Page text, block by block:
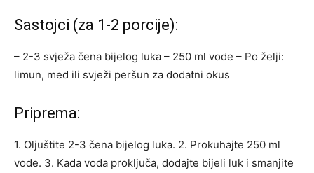
Sastojci (za 1-2 porcije):
– 2-3 svježa čena bijelog luka – 250 ml vode – Po želji:
limun, med ili svježi peršun za dodatni okus
Priprema:
1. Oljuštite 2-3 čena bijelog luka. 2. Prokuhajte 250 ml
vode. 3. Kada voda proključa, dodajte bijeli luk i smanjite